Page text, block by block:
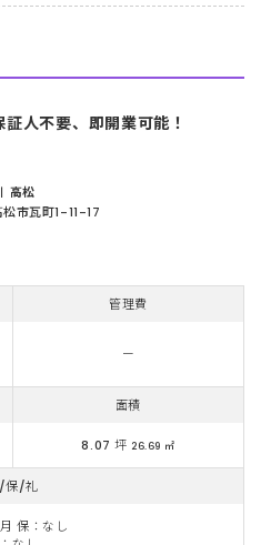
証人不要、即開業可能！
高松
市瓦町1-11-17
管理費
ー
面積
8.07 坪 26.69 ㎡
保/礼
保：なし